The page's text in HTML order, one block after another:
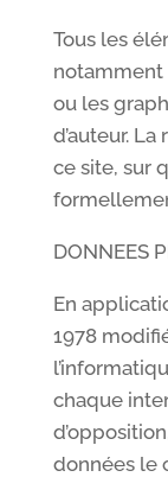
Tous les
notamment
ou les
d’auteur.
ce site, sur
DONNEES
En
1978
chaque
données le